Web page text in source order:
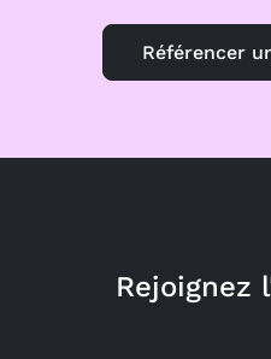
Référencer
Rejoignez